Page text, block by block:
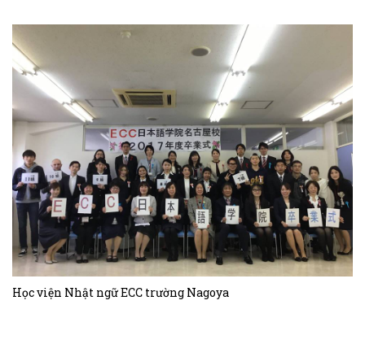
mệnh danh là nhà bếp của Osaka. Nhìn về phía nam của
trường, có thể nhìn thấy tòa tháp Tsutenkaku nổi tiếng.
Học viện Nhật ngữ ECC trường Nagoya